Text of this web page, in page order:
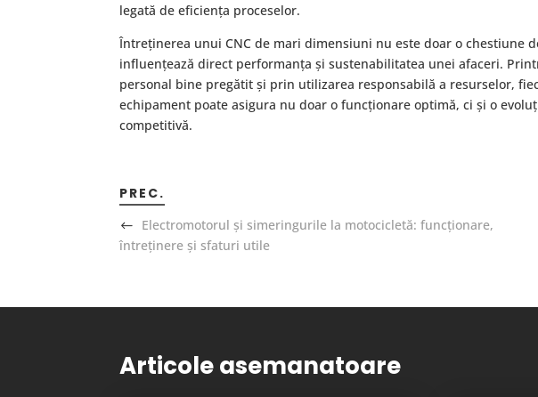
legată de eficiența proceselor.
Întreținerea unui CNC de mari dimensiuni nu este doar o chestiune
influențează direct performanța și sustenabilitatea unei afaceri.
personal bine pregătit și prin utilizarea responsabilă a resurselor,
echipament poate asigura nu doar o funcționare optimă, ci și o
competitivă.
PREC.
Electromotorul și simeringurile la motocicletă: funcționare,
întreținere și sfaturi utile
Articole asemanatoare